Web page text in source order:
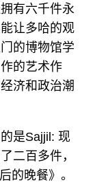
有六千件永
让多哈的观
的博物馆学
的艺术作
济和政治潮
是Sajjil: 现
二百多件，
的晚餐》。